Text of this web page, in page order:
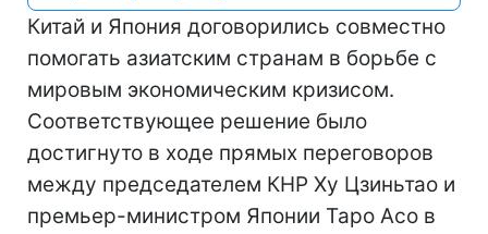
Китай и Япония договорились совместно
помогать азиатским странам в борьбе с
мировым экономическим кризисом.
Соответствующее решение было
достигнуто в ходе прямых переговоров
между председателем КНР Ху Цзиньтао и
премьер-министром Японии Таро Асо в